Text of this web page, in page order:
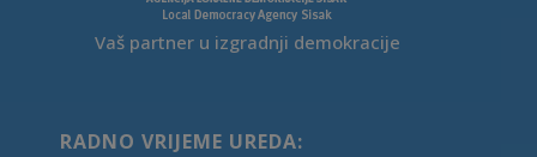
Vaš partner u izgradnji demokracije
RADNO VRIJEME UREDA: